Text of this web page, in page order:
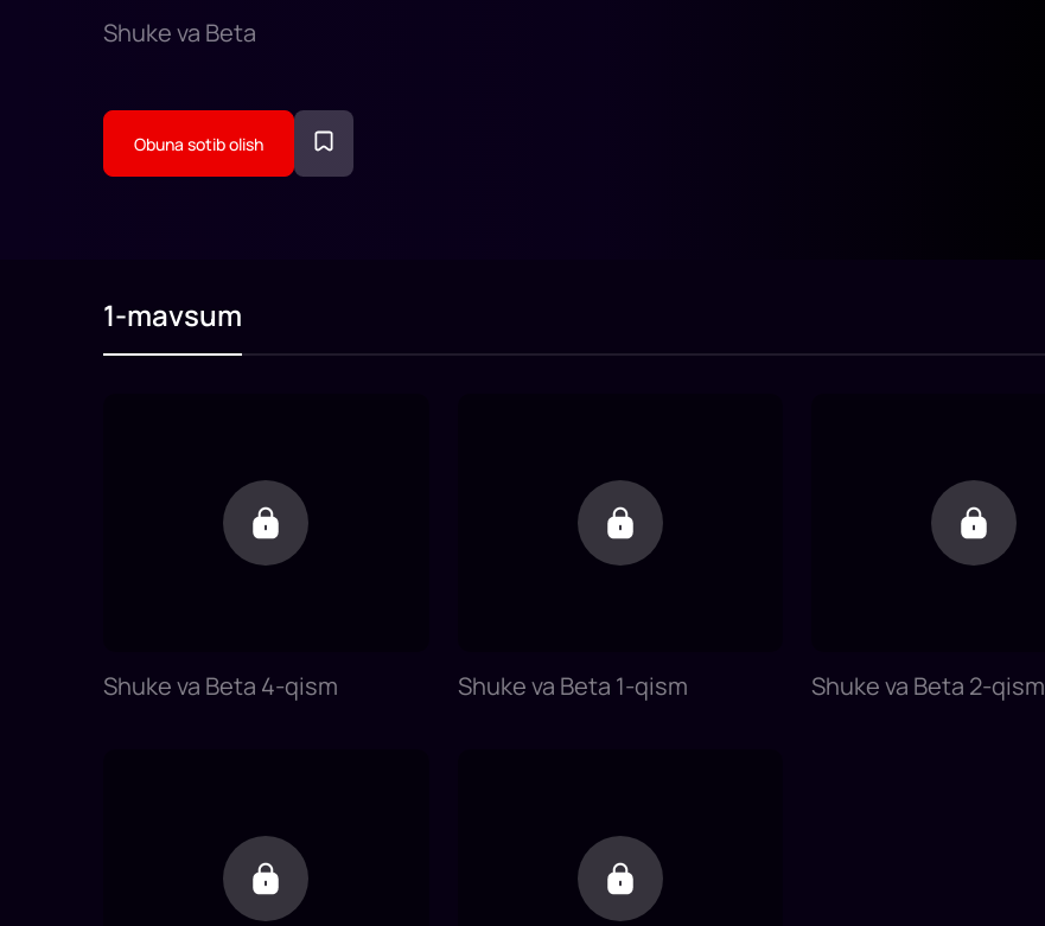
Shuke va Beta
Obuna sotib olish
1-mavsum
Shuke va Beta 4-qism Shuke va Beta 1-qism Shuke va Beta 2-qism